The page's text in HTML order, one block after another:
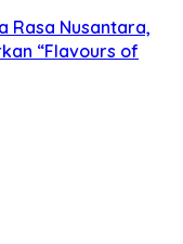
Rasa Nusantara,
“Flavours of